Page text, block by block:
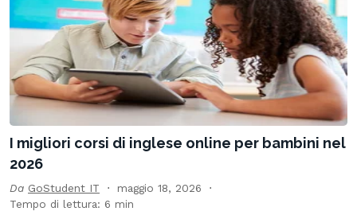
I migliori corsi di inglese online per bambini nel
2026
Da GoStudent IT
maggio 18, 2026
Tempo di lettura: 6 min